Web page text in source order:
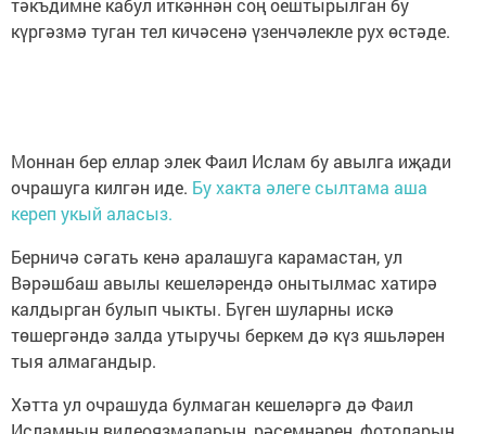
тәкъдимне кабул иткәннән соң оештырылган бу
күргәзмә туган тел кичәсенә үзенчәлекле рух өстәде.
Моннан бер еллар элек Фаил Ислам бу авылга иҗади
очрашуга килгән иде. Бу хакта әлеге сылтама аша
кереп укый аласыз.
Берничә сәгать кенә аралашуга карамастан, ул
Вәрәшбаш авылы кешеләрендә онытылмас хатирә
калдырган булып чыкты. Бүген шуларны искә
төшергәндә залда утыручы беркем дә күз яшьләрен
тыя алмагандыр.
Хәтта ул очрашуда булмаган кешеләргә дә Фаил